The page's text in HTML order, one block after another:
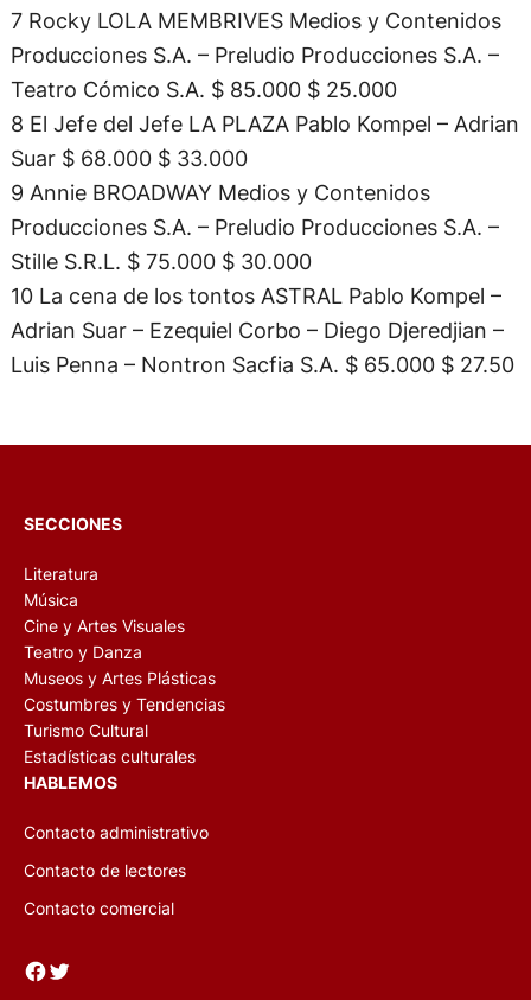
7 Rocky LOLA MEMBRIVES Medios y Contenidos
Producciones S.A. – Preludio Producciones S.A. –
Teatro Cómico S.A. $ 85.000 $ 25.000
8 El Jefe del Jefe LA PLAZA Pablo Kompel – Adrian
Suar $ 68.000 $ 33.000
9 Annie BROADWAY Medios y Contenidos
Producciones S.A. – Preludio Producciones S.A. –
Stille S.R.L. $ 75.000 $ 30.000
10 La cena de los tontos ASTRAL Pablo Kompel –
Adrian Suar – Ezequiel Corbo – Diego Djeredjian –
Luis Penna – Nontron Sacfia S.A. $ 65.000 $ 27.50
SECCIONES
Literatura
Música
Cine y Artes Visuales
Teatro y Danza
Museos y Artes Plásticas
Costumbres y Tendencias
Turismo Cultural
Estadísticas culturales
HABLEMOS
Contacto administrativo
Contacto de lectores
Contacto comercial
Facebook Twitter